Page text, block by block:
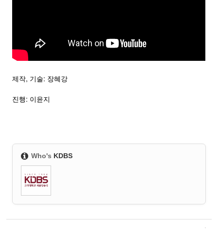
제작, 기술: 장혜강
진행: 이윤지
Who's KDBS